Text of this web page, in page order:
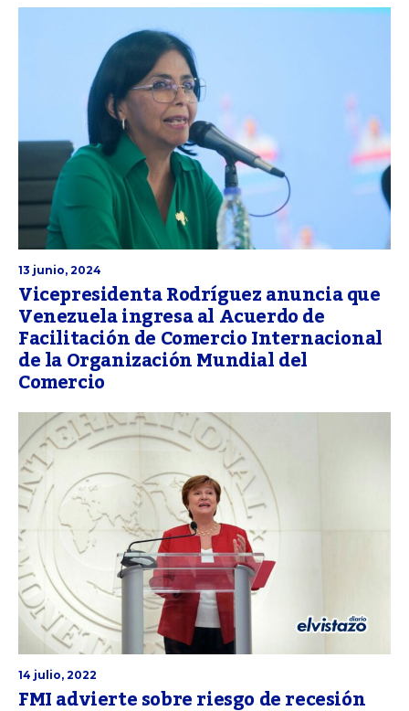
13 junio, 2024
Vicepresidenta Rodríguez anuncia que
Venezuela ingresa al Acuerdo de
Facilitación de Comercio Internacional
de la Organización Mundial del
Comercio
14 julio, 2022
FMI advierte sobre riesgo de recesión